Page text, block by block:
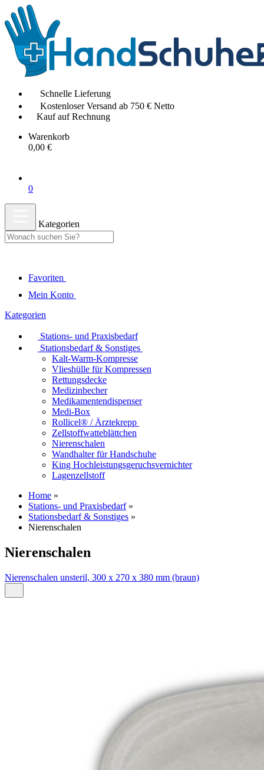
Schnelle Lieferung
Kostenloser Versand ab 750 € Netto
Kauf auf Rechnung
Warenkorb
0,00 €
0
Kategorien
Favoriten
Mein Konto
Kategorien
Stations- und Praxisbedarf
Stationsbedarf & Sonstiges
Kalt-Warm-Kompresse
Vlieshülle für Kompressen
Rettungsdecke
Medizinbecher
Medikamentendispenser
Medi-Box
Rollicel® / Ärztekrepp
Zellstoffwatteblättchen
Nierenschalen
Wandhalter für Handschuhe
King Hochleistungsgeruchsvernichter
Lagenzellstoff
Home »
Stations- und Praxisbedarf »
Stationsbedarf & Sonstiges »
Nierenschalen
Nierenschalen
Nierenschalen unsteril, 300 x 270 x 380 mm (braun)